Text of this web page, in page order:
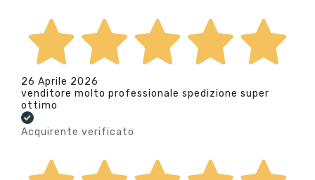
26 Aprile 2026
venditore molto professionale spedizione super
ottimo
Acquirente verificato